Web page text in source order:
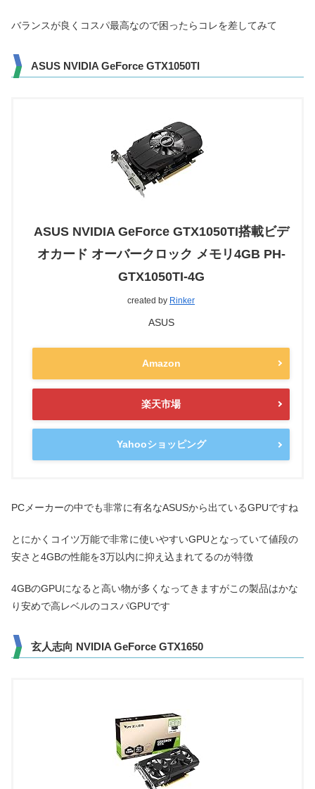
バランスが良くコスパ最高なので困ったらコレを差してみて
ASUS NVIDIA GeForce GTX1050TI
ASUS NVIDIA GeForce GTX1050TI搭載ビデ
オカード オーバークロック メモリ4GB PH-
GTX1050TI-4G
created by Rinker
ASUS
Amazon
楽天市場
Yahooショッピング
PCメーカーの中でも非常に有名なASUSから出ているGPUですね
とにかくコイツ万能で非常に使いやすいGPUとなっていて値段の
安さと4GBの性能を3万以内に抑え込まれてるのが特徴
4GBのGPUになると高い物が多くなってきますがこの製品はかな
り安めで高レベルのコスパGPUです
玄人志向 NVIDIA GeForce GTX1650